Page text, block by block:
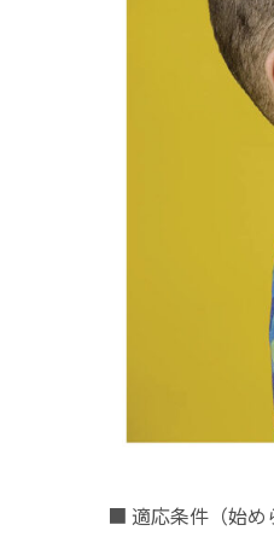
■ 適応条件（始め